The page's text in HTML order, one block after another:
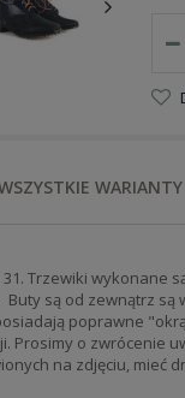
WARIANTY
Trzewiki wykonane
są od zewnątrz są
poprawne
Prosimy o zwrócenie
na zdjęciu, mieć